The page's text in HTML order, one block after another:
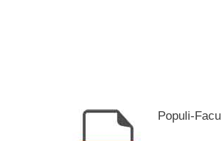
Populi-